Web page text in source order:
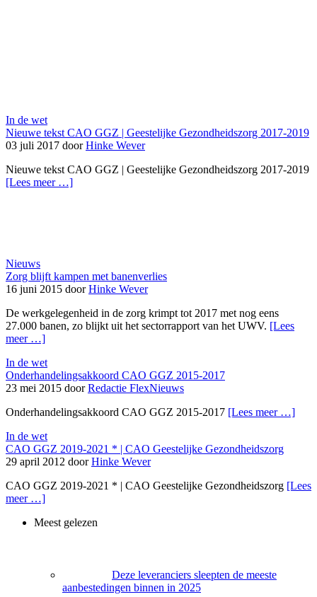
In de wet
Nieuwe tekst CAO GGZ | Geestelijke Gezondheidszorg 2017-2019
03 juli 2017 doorHinke Wever
Nieuwe tekst CAO GGZ | Geestelijke Gezondheidszorg 2017-2019
[Lees meer …]
Nieuws
Zorg blijft kampen met banenverlies
16 juni 2015 doorHinke Wever
De werkgelegenheid in de zorg krimpt tot 2017 met nog eens
27.000 banen, zo blijkt uit het sectorrapport van het UWV. [Lees
meer …]
In de wet
Onderhandelingsakkoord CAO GGZ 2015-2017
23 mei 2015 doorRedactie FlexNieuws
Onderhandelingsakkoord CAO GGZ 2015-2017 [Lees meer …]
In de wet
CAO GGZ 2019-2021 * | CAO Geestelijke Gezondheidszorg
29 april 2012 doorHinke Wever
CAO GGZ 2019-2021 * | CAO Geestelijke Gezondheidszorg [Lees
meer …]
Meest gelezen
Deze leveranciers sleepten de meeste
aanbestedingen binnen in 2025